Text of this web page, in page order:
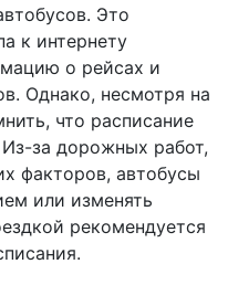
Это
к интернету
о рейсах и
Однако, несмотря на
что расписание
за дорожных работ,
факторов, автобусы
или изменять
рекомендуется